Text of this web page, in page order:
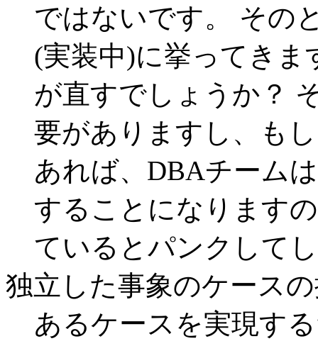
ではないです。 その
(実装中)に挙ってき
が直すでしょうか？
要がありますし、も
あれば、DBAチーム
することになります
ているとパンクして
独立した事象のケース
あるケースを実現す